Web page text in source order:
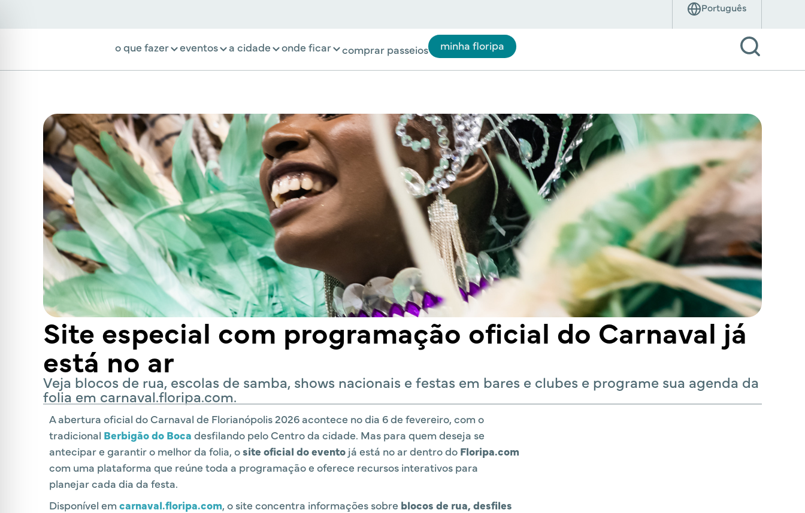
o que fazer eventos a cidade onde ficar comprar passeios minha floripa
Site especial com programação oficial do Carnaval já
está no ar
Veja blocos de rua, escolas de samba, shows nacionais e festas em bares e clubes e programe sua agenda da
folia em carnaval.floripa.com.
A abertura oficial do Carnaval de Florianópolis 2026 acontece no dia 6 de fevereiro, com o
tradicional Berbigão do Boca desfilando pelo Centro da cidade. Mas para quem deseja se
antecipar e garantir o melhor da folia, osite oficial do evento já está no ar dentro do Floripa.com
com uma plataforma que reúne toda a programação e oferece recursos interativos para
planejar cada dia da festa.
Disponível em carnaval.floripa.com, o site concentra informações sobre blocos de rua, desfiles